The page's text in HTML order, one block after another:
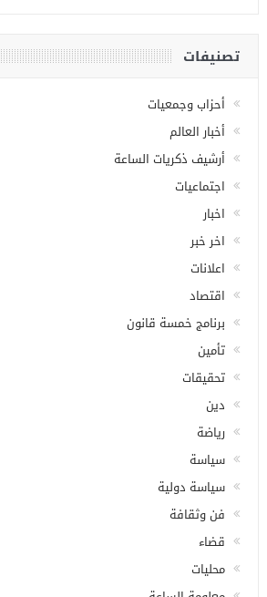
تصنيفات
أحزاب وجمعيات
أخبار العالم
أرشيف ذكريات الساعة
اجتماعيات
اخبار
اخر خبر
اعلانات
اقتصاد
برنامج خمسة قانون
تأمين
تحقيقات
دين
رياضة
سياسة
سياسة دولية
فن وثقافة
قضاء
محليات